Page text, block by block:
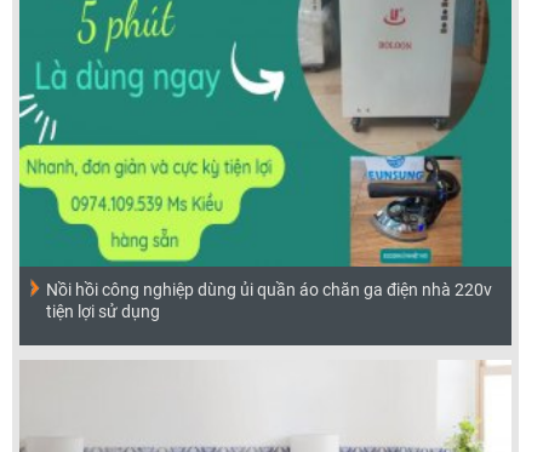
Nồi hồi công nghiệp dùng ủi quần áo chăn ga điện nhà 220v
tiện lợi sử dụng